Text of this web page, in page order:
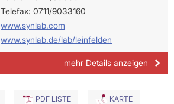
Telefax: 0711/9033160
www.synlab.com
www.synlab.de/lab/leinfelden
mehr Details anzeigen
PDF LISTE KARTE